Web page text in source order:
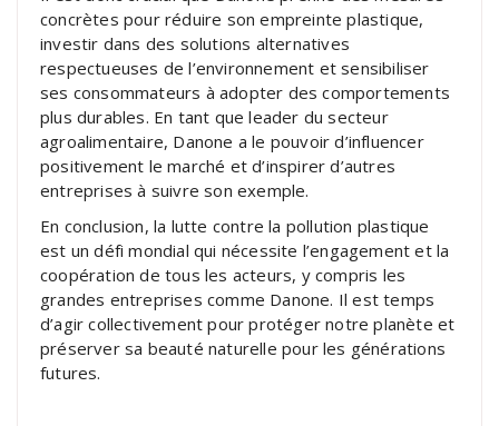
concrètes pour réduire son empreinte plastique,
investir dans des solutions alternatives
respectueuses de l’environnement et sensibiliser
ses consommateurs à adopter des comportements
plus durables. En tant que leader du secteur
agroalimentaire, Danone a le pouvoir d’influencer
positivement le marché et d’inspirer d’autres
entreprises à suivre son exemple.
En conclusion, la lutte contre la pollution plastique
est un défi mondial qui nécessite l’engagement et la
coopération de tous les acteurs, y compris les
grandes entreprises comme Danone. Il est temps
d’agir collectivement pour protéger notre planète et
préserver sa beauté naturelle pour les générations
futures.